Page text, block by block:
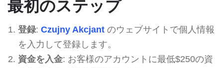
最初のステップ
登録: Czujny Akcjantのウェブサイトで個人情報
を入力して登録します。
資金を入金: お客様のアカウントに最低$250の資